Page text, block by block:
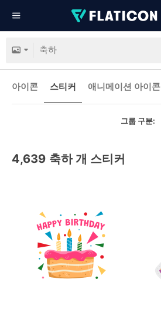
아이콘 스티커 애니메이션 아이콘
그룹 구분:
4,639 축하 개 스티커